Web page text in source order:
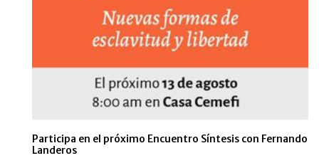
Participa en el próximo Encuentro Síntesis con Fernando
Landeros